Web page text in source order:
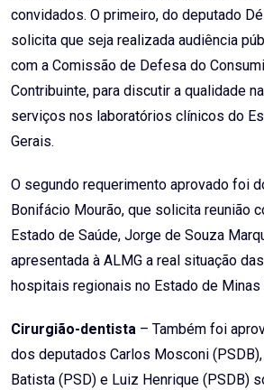
convidados. O primeiro, do deputado
solicita que seja realizada audiência
com a Comissão de Defesa do
Contribuinte, para discutir a qualidade
serviços nos laboratórios clínicos do
Gerais.
O segundo requerimento aprovado foi
Bonifácio Mourão, que solicita reunião
Estado de Saúde, Jorge de Souza
apresentada à ALMG a real situação
hospitais regionais no Estado de Minas
Cirurgião-dentista – Também foi
dos deputados Carlos Mosconi
Batista (PSD) e Luiz Henrique (PSDB)